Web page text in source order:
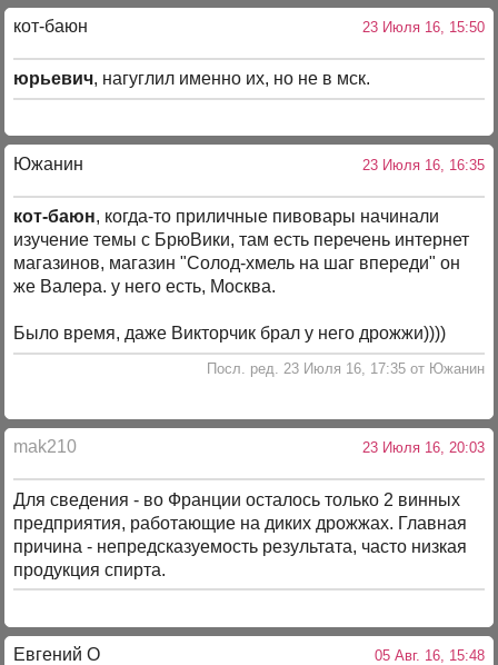
кот-баюн 23 Июля 16, 15:50
юрьевич, нагуглил именно их, но не в мск.
Южанин 23 Июля 16, 16:35
кот-баюн, когда-то приличные пивовары начинали
изучение темы с БрюВики, там есть перечень интернет
магазинов, магазин "Солод-хмель на шаг впереди" он
же Валера. у него есть, Москва.
Было время, даже Викторчик брал у него дрожжи))))
Посл. ред. 23 Июля 16, 17:35 от Южанин
mak210 23 Июля 16, 20:03
Для сведения - во Франции осталось только 2 винных
предприятия, работающие на диких дрожжах. Главная
причина - непредсказуемость результата, часто низкая
продукция спирта.
Евгений О 05 Авг. 16, 15:48